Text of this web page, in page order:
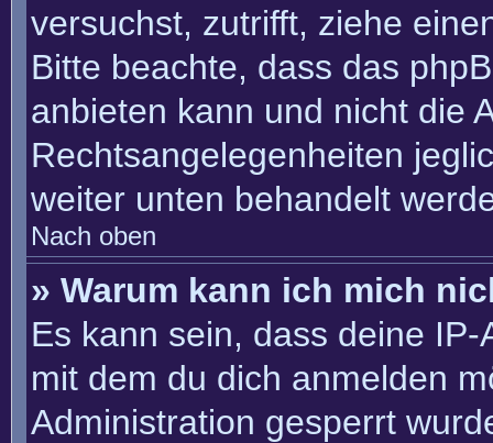
versuchst, zutrifft, ziehe
Bitte beachte, dass das
anbieten kann und nicht die
Rechtsangelegenheiten
weiter unten behandelt
Nach oben
» Warum kann ich mich
Es kann sein, dass deine
mit dem du dich anmelden
Administration gesperrt